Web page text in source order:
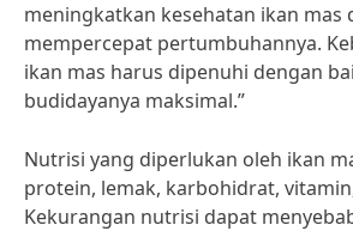
meningkatkan kesehatan ikan mas
mempercepat pertumbuhannya.
ikan mas harus dipenuhi dengan
budidayanya maksimal.”
Nutrisi yang diperlukan oleh ikan
protein, lemak, karbohidrat,
Kekurangan nutrisi dapat